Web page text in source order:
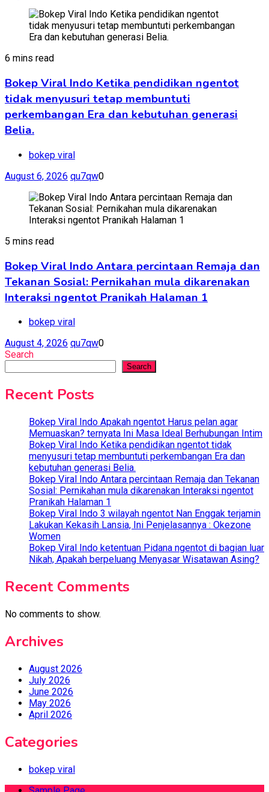
6 mins read
Bokep Viral Indo Ketika pendidikan ngentot
tidak menyusuri tetap membuntuti
perkembangan Era dan kebutuhan generasi
Belia.
bokep viral
August 6, 2026 qu7qw0
5 mins read
Bokep Viral Indo Antara percintaan Remaja dan
Tekanan Sosial: Pernikahan mula dikarenakan
Interaksi ngentot Pranikah Halaman 1
bokep viral
August 4, 2026 qu7qw0
Search
Search
Recent Posts
Bokep Viral Indo Apakah ngentot Harus pelan agar
Memuaskan? ternyata Ini Masa Ideal Berhubungan Intim
Bokep Viral Indo Ketika pendidikan ngentot tidak
menyusuri tetap membuntuti perkembangan Era dan
kebutuhan generasi Belia.
Bokep Viral Indo Antara percintaan Remaja dan Tekanan
Sosial: Pernikahan mula dikarenakan Interaksi ngentot
Pranikah Halaman 1
Bokep Viral Indo 3 wilayah ngentot Nan Enggak terjamin
Lakukan Kekasih Lansia, Ini Penjelasannya : Okezone
Women
Bokep Viral Indo ketentuan Pidana ngentot di bagian luar
Nikah, Apakah berpeluang Menyasar Wisatawan Asing?
Recent Comments
No comments to show.
Archives
August 2026
July 2026
June 2026
May 2026
April 2026
Categories
bokep viral